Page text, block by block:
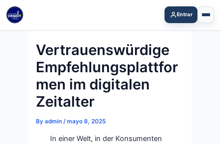
Skip
content
Entrar
Vertrauenswürdige
Empfehlungsplattfor
men im digitalen
Zeitalter
By admin /mayo 8, 2025
In einer Welt, in der Konsumenten